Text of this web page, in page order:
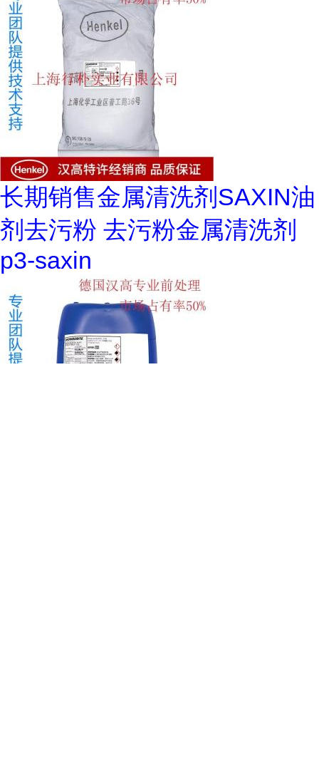
长期销售金属清洗剂SAXIN油
剂去污粉 去污粉金属清洗剂
p3-saxin